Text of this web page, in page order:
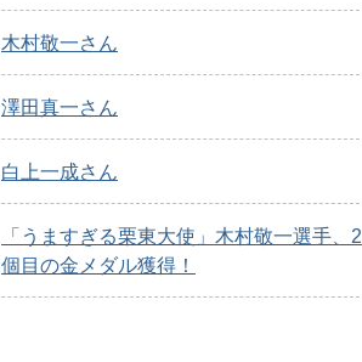
木村敬一さん
澤田真一さん
白上一成さん
「うますぎる栗東大使」木村敬一選手、2
個目の金メダル獲得！